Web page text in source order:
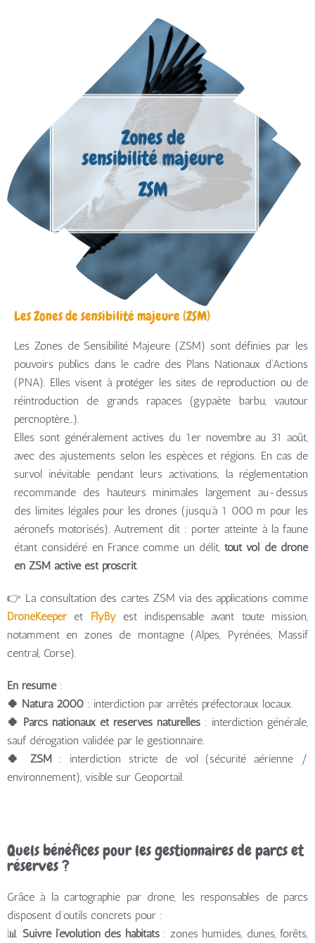
Les Zones de sensibilité majeure (ZSM)
Les Zones de Sensibilité Majeure (ZSM) sont définies par les
pouvoirs publics dans le cadre des Plans Nationaux d’Actions
(PNA). Elles visent à protéger les sites de reproduction ou de
réintroduction de grands rapaces (gypaète barbu, vautour
percnoptère…).
Elles sont généralement actives du 1er novembre au 31 août,
avec des ajustements selon les espèces et régions. En cas de
survol inévitable pendant leurs activations, la réglementation
recommande des hauteurs minimales largement au-dessus
des limites légales pour les drones (jusqu’à 1 000 m pour les
aéronefs motorisés). Autrement dit : porter atteinte à la faune
étant considéré en France comme un délit,tout vol de drone
en ZSM active est proscrit
👉 La consultation des cartes ZSM via des applications comme
DroneKeeperet FlyByest indispensable avant toute mission,
notamment en zones de montagne (Alpes, Pyrénées, Massif
central, Corse).
En résumé:
🍀 Natura 2000 : interdiction par arrêtés préfectoraux locaux.
🍀 Parcs nationaux et réserves naturelles : interdiction générale,
sauf dérogation validée par le gestionnaire.
🍀 ZSM: interdiction stricte de vol (sécurité aérienne /
environnement), visible sur Geoportail.
Quels bénéfices pour les gestionnaires de parcs et
réserves ?
Grâce à la cartographie par drone, les responsables de parcs
disposent d’outils concrets pour :
📊 Suivre l’évolution des habitats: zones humides, dunes, forêts,